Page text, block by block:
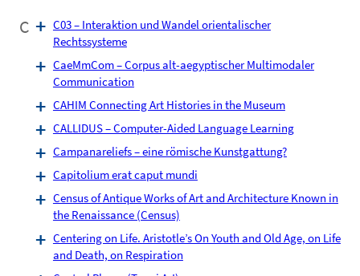
C
C03 – Interaktion und Wandel orientalischer
Rechtssysteme
CaeMmCom – Corpus alt-aegyptischer Multimodaler
Communication
CAHIM Connecting Art Histories in the Museum
CALLIDUS – Computer-Aided Language Learning
Campanareliefs – eine römische Kunstgattung?
Capitolium erat caput mundi
Census of Antique Works of Art and Architecture Known in
the Renaissance (Census)
Centering on Life. Aristotle’s On Youth and Old Age, on Life
and Death, on Respiration